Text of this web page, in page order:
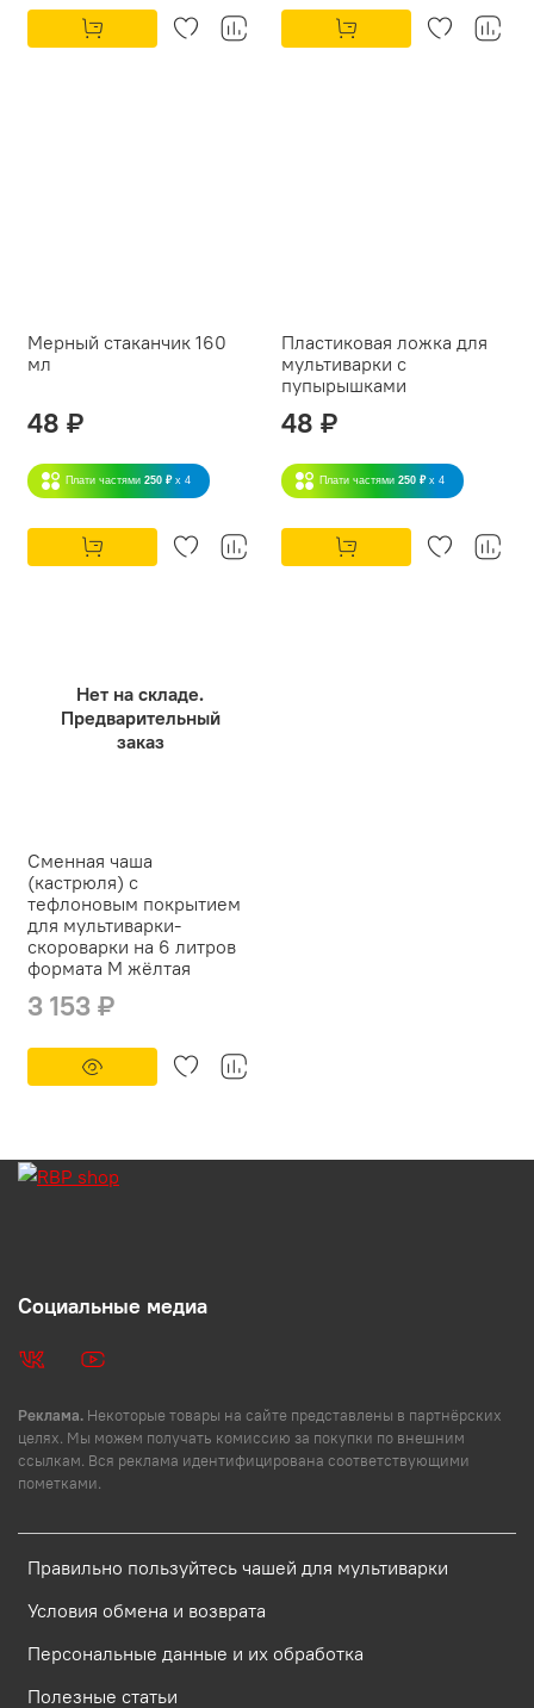
Мерный стаканчик 160
мл
48 ₽
Плати частями 250 ₽ x 4
Пластиковая ложка для
мультиварки с
пупырышками
48 ₽
Плати частями 250 ₽ x 4
Нет на складе.
Предварительный
заказ
Сменная чаша
(кастрюля) с
тефлоновым покрытием
для мультиварки-
скороварки на 6 литров
формата M жёлтая
3 153 ₽
Правильно пользуйтесь чашей для мультиварки
Условия обмена и возврата
Персональные данные и их обработка
Полезные статьи
Социальные медиа
Реклама. Некоторые товары на сайте представлены в партнёрских
целях. Мы можем получать комиссию за покупки по внешним
ссылкам. Вся реклама идентифицирована соответствующими
пометками.